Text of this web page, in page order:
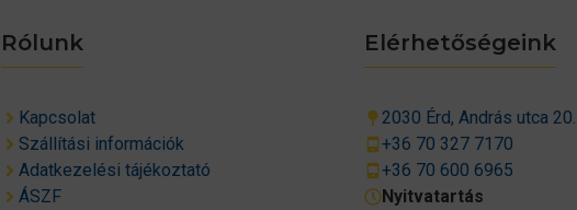
Rólunk
Kapcsolat
Szállítási információk
Adatkezelési tájékoztató
ÁSZF
Elérhetőségeink
2030 Érd, András utca 20.
+36 70 327 7170
+36 70 600 6965
Nyitvatartás